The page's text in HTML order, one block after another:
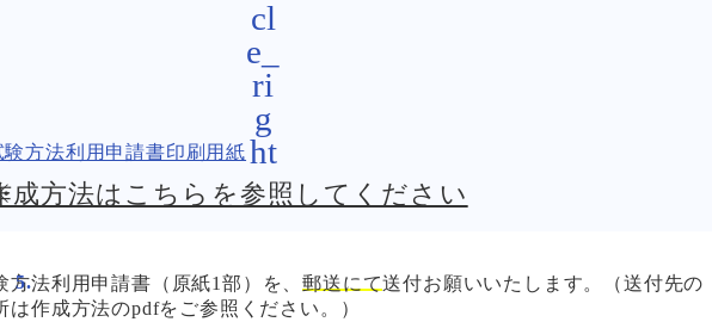
験方法利用申請書印刷用紙
成方法はこちらを参照してください
方法利用申請書（原紙1部）を、郵送にて送付お願いいたします。（送付先の
は作成方法のpdfをご参照ください。）